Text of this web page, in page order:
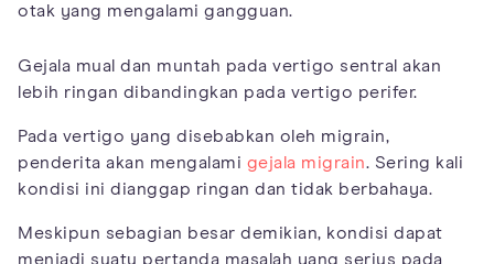
otak yang mengalami gangguan.
Gejala mual dan muntah pada vertigo sentral akan
lebih ringan dibandingkan pada vertigo perifer.
Pada vertigo yang disebabkan oleh migrain,
penderita akan mengalami gejala migrain. Sering kali
kondisi ini dianggap ringan dan tidak berbahaya.
Meskipun sebagian besar demikian, kondisi dapat
menjadi suatu pertanda masalah yang serius pada